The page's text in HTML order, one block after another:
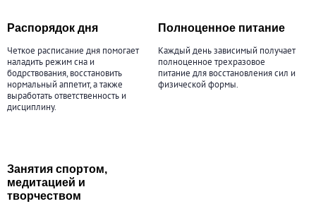
Распорядок дня
Четкое расписание дня помогает
наладить режим сна и
бодрствования, восстановить
нормальный аппетит, а также
выработать ответственность и
дисциплину.
Полноценное питание
Каждый день зависимый получает
полноценное трехразовое
питание для восстановления сил и
физической формы.
Занятия спортом,
медитацией и
творчеством